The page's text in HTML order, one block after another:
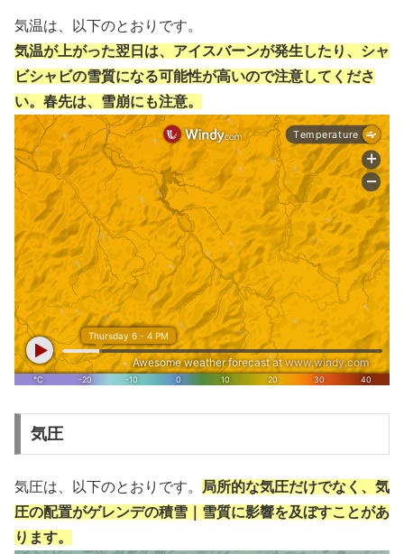
気温は、以下のとおりです。
気温が上がった翌日は、アイスバーンが発生したり、シャ
ビシャビの雪質になる可能性が高いので注意してくださ
い。春先は、雪崩にも注意。
気圧
気圧は、以下のとおりです。
局所的な気圧だけでなく、気
圧の配置がゲレンデの積雪｜雪質に影響を及ぼすことがあ
ります。